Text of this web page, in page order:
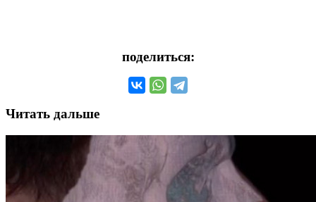
поделиться:
Читать дальше